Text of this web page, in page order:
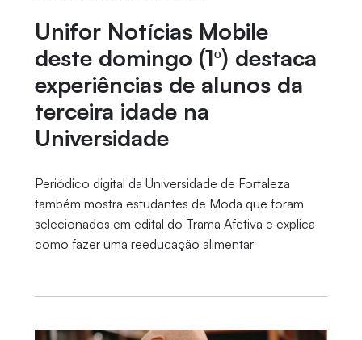
Unifor Notícias Mobile
deste domingo (1º) destaca
experiências de alunos da
terceira idade na
Universidade
Periódico digital da Universidade de Fortaleza
também mostra estudantes de Moda que foram
selecionados em edital do Trama Afetiva e explica
como fazer uma reeducação alimentar